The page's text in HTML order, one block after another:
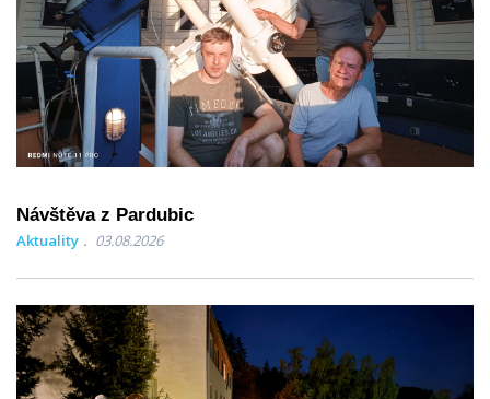
Návštěva z Pardubic
Aktuality 03.08.2026